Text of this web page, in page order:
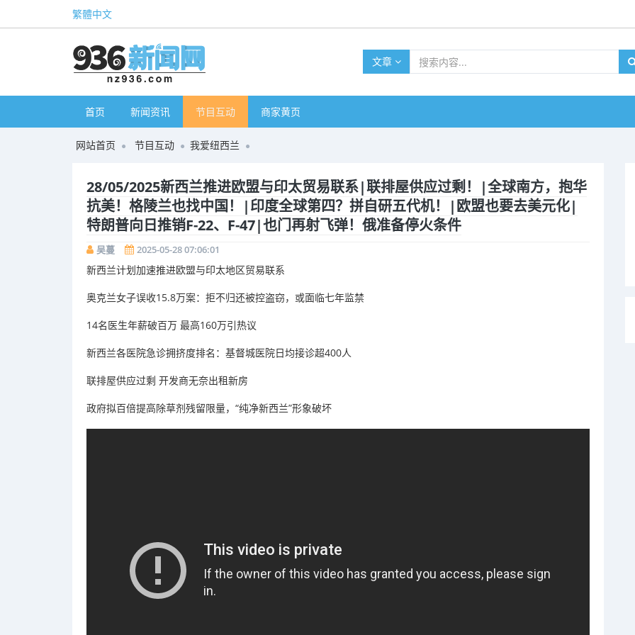
繁體中文
文章
首页 新闻资讯 节目互动 商家黄页
网站首页 节目互动 我爱纽西兰
28/05/2025新西兰推进欧盟与印太贸易联系|联排屋供应过剩！|全球南方，抱华
抗美！格陵兰也找中国！|印度全球第四？拼自研五代机！|欧盟也要去美元化|
特朗普向日推销F-22、F-47|也门再射飞弹！俄准备停火条件
吴蔓 2025-05-28 07:06:01
新西兰计划加速推进欧盟与印太地区贸易联系
奥克兰女子误收15.8万案：拒不归还被控盗窃，或面临七年监禁
14名医生年薪破百万 最高160万引热议
新西兰各医院急诊拥挤度排名：基督城医院日均接诊超400人
联排屋供应过剩 开发商无奈出租新房
政府拟百倍提高除草剂残留限量，“纯净新西兰”形象破坏